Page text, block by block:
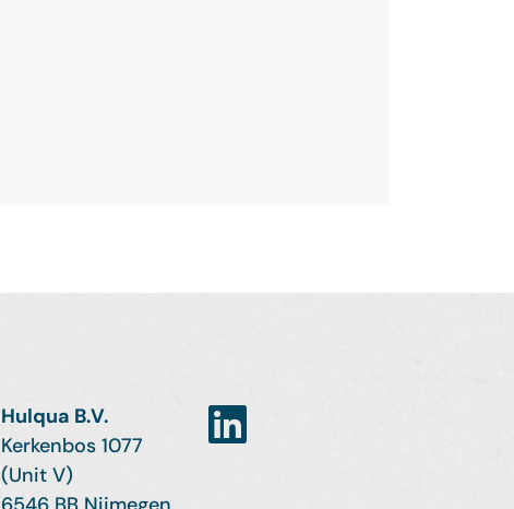
Hulqua B.V.
Kerkenbos 1077
(Unit V)